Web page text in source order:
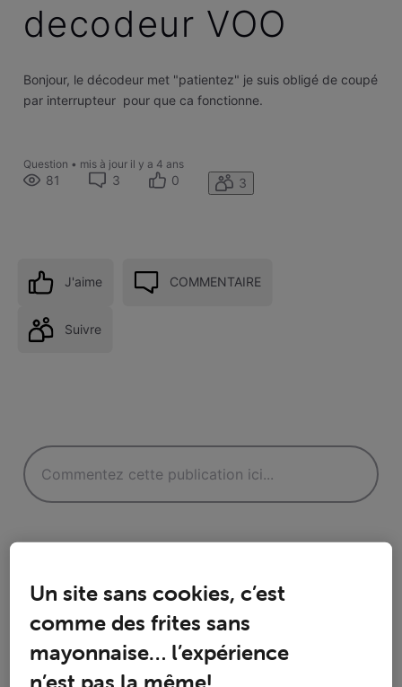
decodeur VOO
Bonjour, le décodeur met "patientez" je suis obligé de coupé
par interrupteur pour que ca fonctionne.
Question • mis à jour il y a 4 ans
81 3 0 3
J'aime COMMENTAIRE
Suivre
Réponses
Un site sans cookies, c’est
comme des frites sans
mayonnaise… l’expérience